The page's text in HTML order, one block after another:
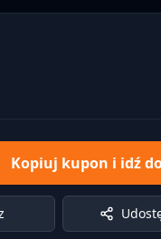
Kopiuj kupon i idź